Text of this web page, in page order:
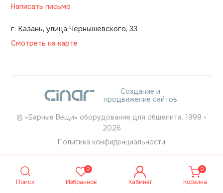
Поиск
0
Избранное Кабинет
0
Корзина
Написать письмо
г. Казань, улица Чернышевского, 33
Смотреть на карте
Создание и
продвижение сайтов
© «Барные Вещи» оборудование для общепита. 1999 -
2026
Политика конфиденциальности